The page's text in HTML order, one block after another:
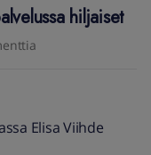
hiljaiset
Elisa Viihde